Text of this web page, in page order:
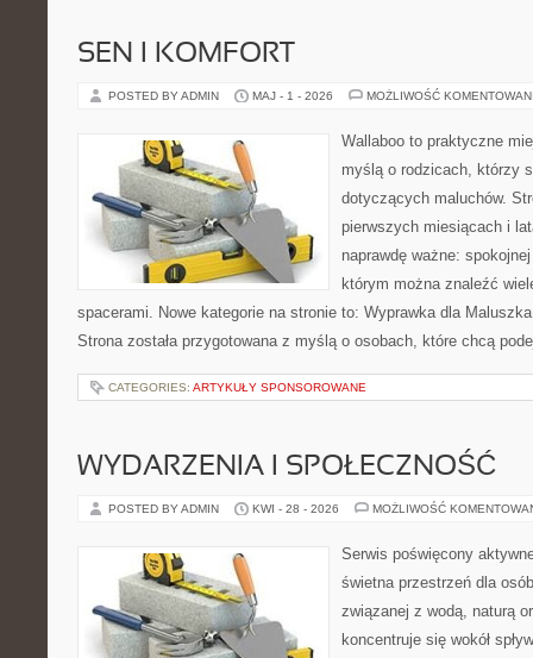
SEN I KOMFORT
POSTED BY ADMIN MAJ - 1 - 2026 MOŻLIWOŚĆ
Wallaboo to praktyczne
myślą o rodzicach, którzy
dotyczących maluchów.
pierwszych miesiącach i
naprawdę ważne:
którym można znaleźć
spacerami. Nowe kategorie na stronie to: Wyprawka dla
Strona została przygotowana z myślą o osobach, które chcą
CATEGORIES: ARTYKUŁY SPONSOROWANE
WYDARZENIA I SPOŁECZNOŚĆ
POSTED BY ADMIN KWI - 28 - 2026 MOŻLIWOŚĆ
Serwis poświęcony
świetna przestrzeń dla
związanej z wodą, naturą
koncentruje się wokół